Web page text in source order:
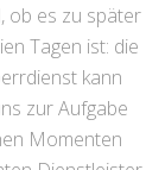
ob es zu später
Tagen ist: die
kann
zur Aufgabe
Momenten